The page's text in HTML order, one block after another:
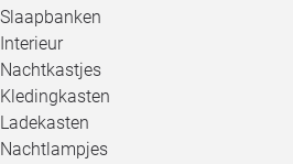
Slaapbanken
Interieur
Nachtkastjes
Kledingkasten
Ladekasten
Nachtlampjes